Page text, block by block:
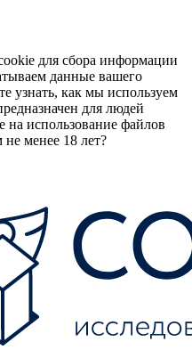
для сбора информации
данные вашего
узнать, как мы используем
для людей
на использование файлов
не менее 18 лет?